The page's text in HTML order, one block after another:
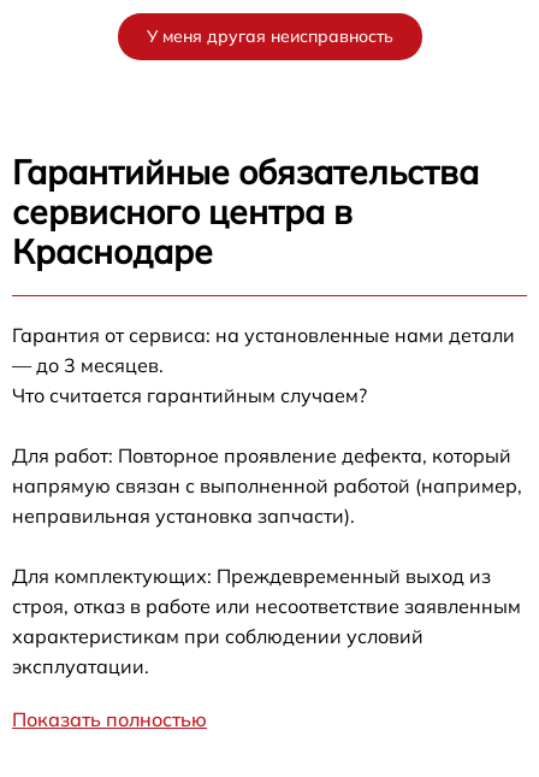
У меня другая неисправность
Гарантийные обязательства
сервисного центра в
Краснодаре
Гарантия от сервиса: на установленные нами детали
— до 3 месяцев.
Что считается гарантийным случаем?
Для работ: Повторное проявление дефекта, который
напрямую связан с выполненной работой (например,
неправильная установка запчасти).
Для комплектующих: Преждевременный выход из
строя, отказ в работе или несоответствие заявленным
характеристикам при соблюдении условий
эксплуатации.
Показать полностью